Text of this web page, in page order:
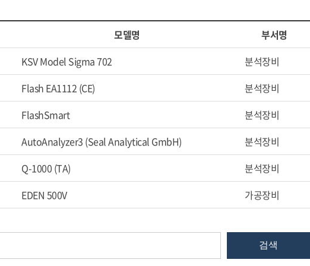
모델명
부서명
KSV Model Sigma 702
분석장비
Flash EA1112 (CE)
분석장비
FlashSmart
분석장비
AutoAnalyzer3 (Seal Analytical GmbH)
분석장비
Q-1000 (TA)
분석장비
EDEN 500V 가공장비